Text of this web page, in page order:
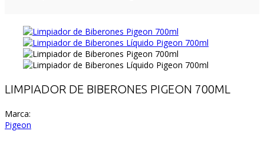
LIMPIADOR DE BIBERONES PIGEON 700ML
Marca:
Pigeon